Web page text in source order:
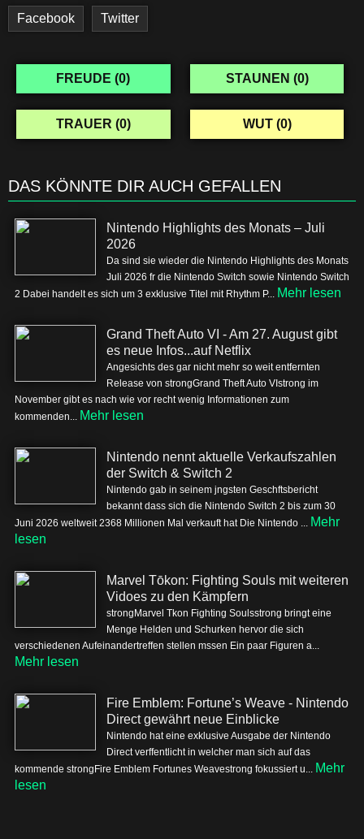
Facebook Twitter
FREUDE (0) STAUNEN (0)
TRAUER (0) WUT (0)
DAS KÖNNTE DIR AUCH GEFALLEN
Nintendo Highlights des Monats – Juli
2026
Da sind sie wieder die Nintendo Highlights des Monats
Juli 2026 fr die Nintendo Switch sowie Nintendo Switch
2 Dabei handelt es sich um 3 exklusive Titel mit Rhythm P... Mehr lesen
Grand Theft Auto VI - Am 27. August gibt
es neue Infos...auf Netflix
Angesichts des gar nicht mehr so weit entfernten
Release von strongGrand Theft Auto VIstrong im
November gibt es nach wie vor recht wenig Informationen zum
kommenden... Mehr lesen
Nintendo nennt aktuelle Verkaufszahlen
der Switch & Switch 2
Nintendo gab in seinem jngsten Geschftsbericht
bekannt dass sich die Nintendo Switch 2 bis zum 30
Juni 2026 weltweit 2368 Millionen Mal verkauft hat Die Nintendo ... Mehr
lesen
Marvel Tōkon: Fighting Souls mit weiteren
Vidoes zu den Kämpfern
strongMarvel Tkon Fighting Soulsstrong bringt eine
Menge Helden und Schurken hervor die sich
verschiedenen Aufeinandertreffen stellen mssen Ein paar Figuren a...
Mehr lesen
Fire Emblem: Fortune’s Weave - Nintendo
Direct gewährt neue Einblicke
Nintendo hat eine exklusive Ausgabe der Nintendo
Direct verffentlicht in welcher man sich auf das
kommende strongFire Emblem Fortunes Weavestrong fokussiert u... Mehr
lesen